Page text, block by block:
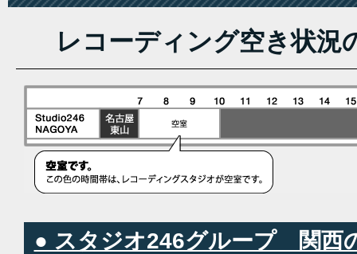
レコーディング空き状況
● スタジオ246グループ 関西